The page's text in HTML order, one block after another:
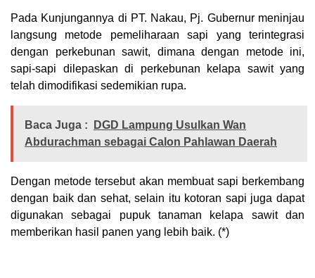
Pada Kunjungannya di PT. Nakau, Pj. Gubernur meninjau
langsung metode pemeliharaan sapi yang terintegrasi
dengan perkebunan sawit, dimana dengan metode ini,
sapi-sapi dilepaskan di perkebunan kelapa sawit yang
telah dimodifikasi sedemikian rupa.
Baca Juga :
DGD Lampung Usulkan Wan
Abdurachman sebagai Calon Pahlawan Daerah
Dengan metode tersebut akan membuat sapi berkembang
dengan baik dan sehat, selain itu kotoran sapi juga dapat
digunakan sebagai pupuk tanaman kelapa sawit dan
memberikan hasil panen yang lebih baik. (*)